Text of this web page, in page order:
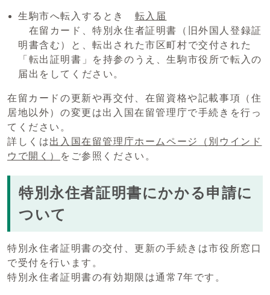
生駒市へ転入するとき 転入届
在留カード、特別永住者証明書（旧外国人登録証
明書含む）と、転出された市区町村で交付された
「転出証明書」を持参のうえ、生駒市役所で転入の
届出をしてください。
在留カードの更新や再交付、在留資格や記載事項（住
居地以外）の変更は出入国在留管理庁で手続きを行っ
てください。
詳しくは出入国在留管理庁ホームページ
（別ウインド
ウで開く）
をご参照ください。
特別永住者証明書にかかる申請に
ついて
特別永住者証明書の交付、更新の手続きは市役所窓口
で受付を行います。
特別永住者証明書の有効期限は通常7年です。